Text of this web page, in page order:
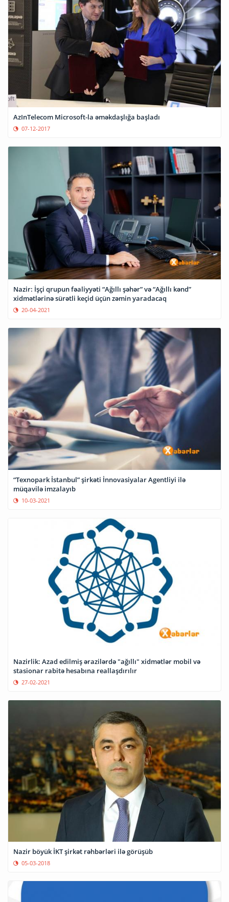
AzInTelecom Microsoft-la əməkdaşlığa başladı
07-12-2017
Nazir: İşçi qrupun fəaliyyəti “Ağıllı şəhər” və “Ağıllı kənd”
xidmətlərinə sürətli keçid üçün zəmin yaradacaq
20-04-2021
“Texnopark İstanbul” şirkəti İnnovasiyalar Agentliyi ilə
müqavilə imzalayıb
10-03-2021
Nazirlik: Azad edilmiş ərazilərdə "ağıllı" xidmətlər mobil və
stasionar rabitə hesabına reallaşdırılır
27-02-2021
Nazir böyük İKT şirkət rəhbərləri ilə görüşüb
05-03-2018